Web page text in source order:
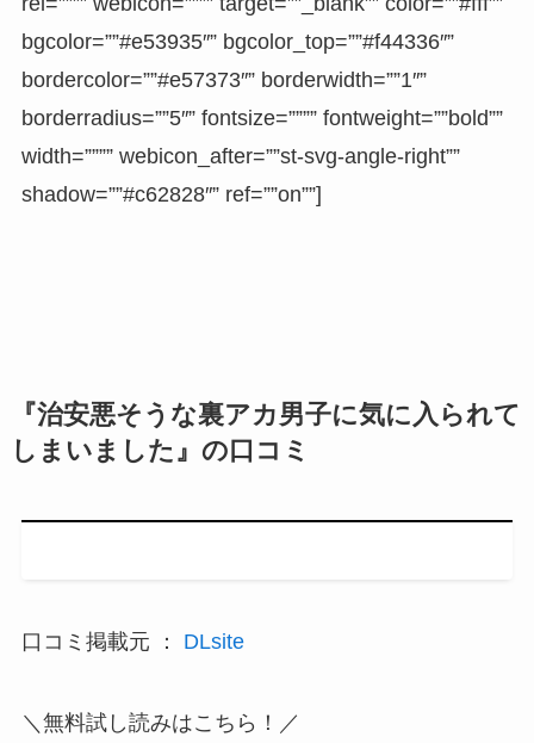
bgcolor=””#e53935″” bgcolor_top=””#f44336″”
bordercolor=””#e57373″” borderwidth=””1″”
borderradius=””5″” fontsize=”””” fontweight=””bold””
width=”””” webicon_after=””st-svg-angle-right””
shadow=””#c62828″” ref=””on””]
『治安悪そうな裏アカ男子に気に入られて
しまいました』の口コミ
口コミ掲載元 ： DLsite
＼無料試し読みはこちら！／